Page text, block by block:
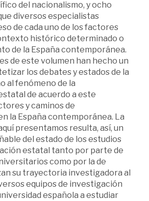
del nacionalismo, y ocho
diversos especialistas
de cada uno de los factores
histórico determinado o
de la España contemporánea.
de este volumen han hecho un
los debates y estados de la
al fenómeno de la
de acuerdo a este
y caminos de
la España contemporánea. La
presentamos resulta, así, un
del estado de los estudios
estatal tanto por parte de
como por la de
su trayectoria investigadora al
equipos de investigación
española a estudiar